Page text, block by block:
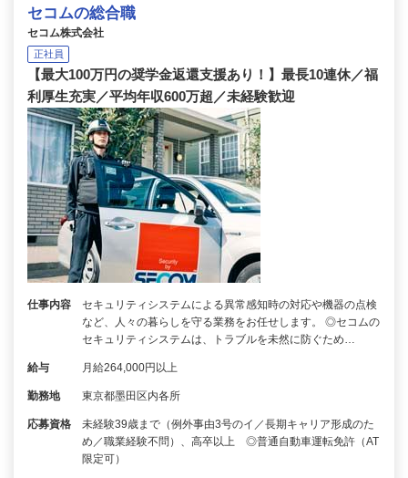
セコムの総合職
セコム株式会社
正社員
【最大100万円の奨学金返還支援あり！】最長10連休／福
利厚生充実／平均年収600万超／未経験歓迎
仕事内容
セキュリティシステムによる異常感知時の対応や機器の点検
など、人々の暮らしを守る業務をお任せします。 ◎セコムの
セキュリティシステムは、トラブルを未然に防ぐため…
給与 月給264,000円以上
勤務地 東京都墨田区内各所
応募資格
未経験39歳まで（例外事由3号のイ／長期キャリア形成のた
め／職業経験不問）、高卒以上 ◎普通自動車運転免許（AT
限定可）